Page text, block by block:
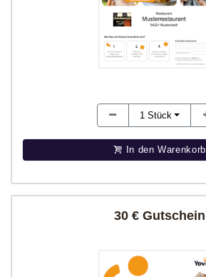
1 Stück
In den Warenkorb
30 € Gutschein